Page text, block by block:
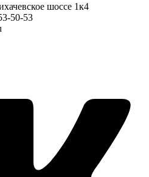
шоссе 1к4
50-53